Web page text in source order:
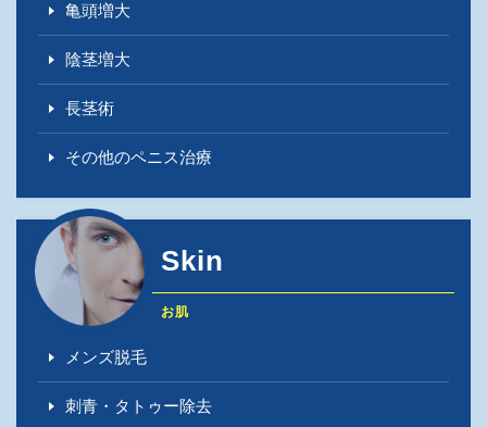
亀頭増大
陰茎増大
長茎術
その他のペニス治療
Skin
お肌
メンズ脱毛
刺青・タトゥー除去